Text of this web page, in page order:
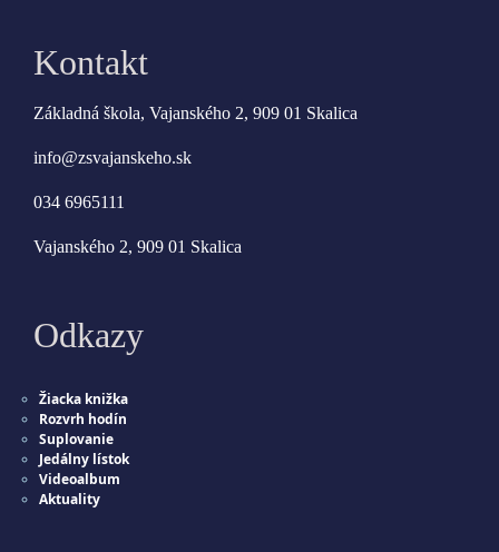
Kontakt
Základná škola, Vajanského 2, 909 01 Skalica
info@zsvajanskeho.sk
034 6965111
Vajanského 2, 909 01 Skalica
Odkazy
Žiacka knižka
Rozvrh hodín
Suplovanie
Jedálny lístok
Videoalbum
Aktuality